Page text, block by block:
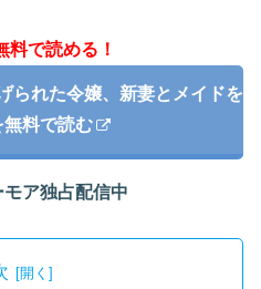
料で読める！
られた令嬢、新妻とメイドを
料で読む
ア独占配信中